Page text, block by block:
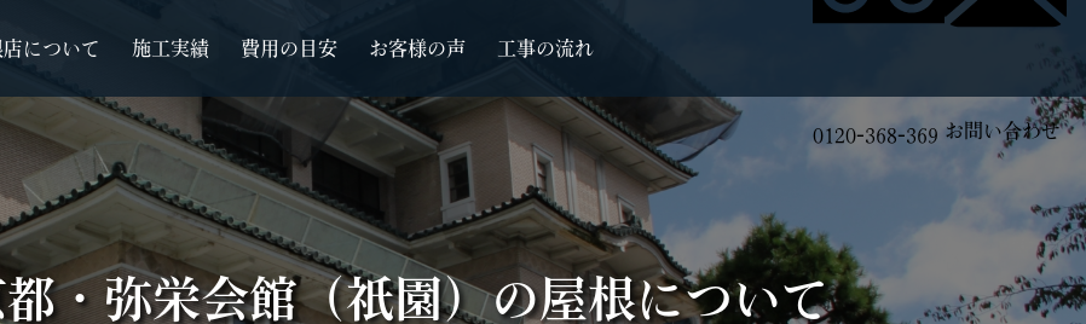
店について 施工実績 費用の目安 お客様の声 工事の流れ
0120-368-369 お問い合わせ
・弥栄会館（祇園）の屋根について